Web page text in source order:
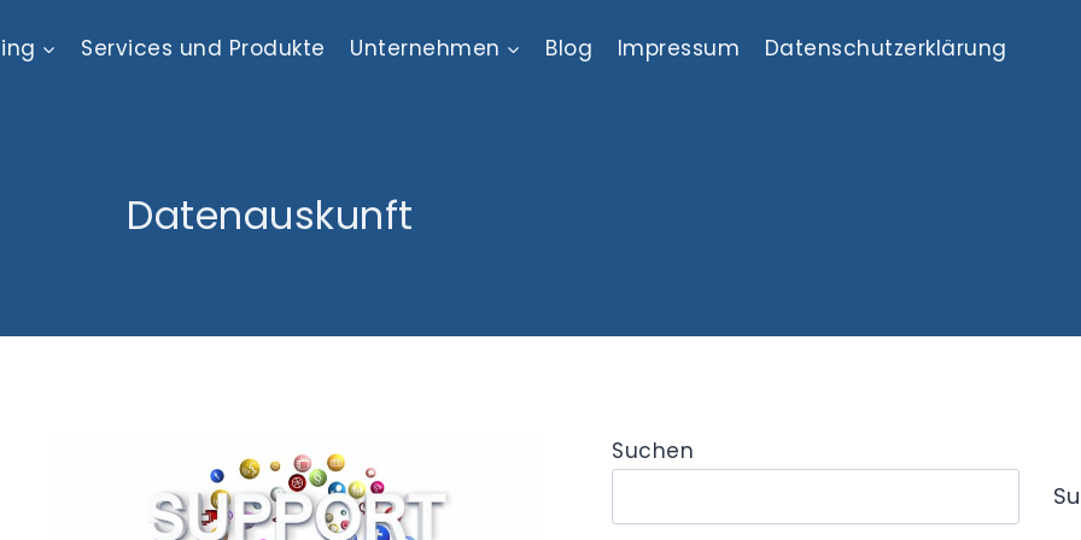
Services und Produkte Unternehmen Blog Impressum Datenschutzerklärung
Datenauskunft
Suchen